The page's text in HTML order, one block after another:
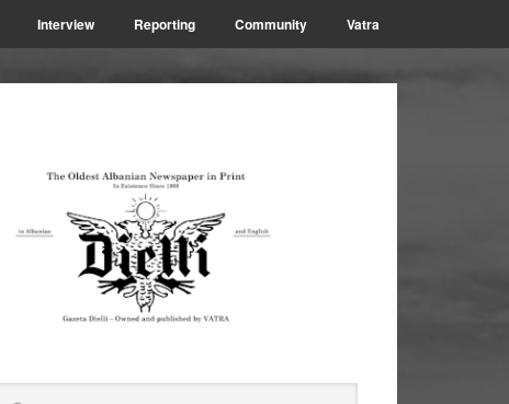
Interview Reporting Community Vatra